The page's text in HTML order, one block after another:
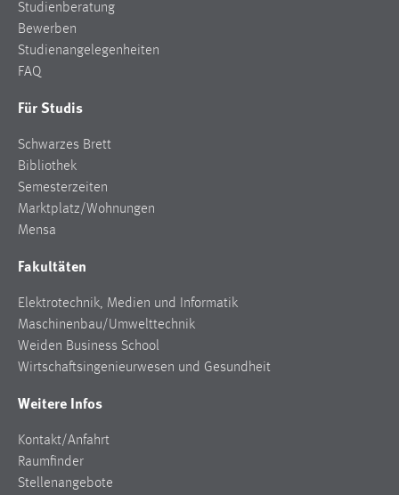
Studienberatung
Bewerben
Studienangelegenheiten
FAQ
Für Studis
Schwarzes Brett
Bibliothek
Semesterzeiten
Marktplatz/Wohnungen
Mensa
Fakultäten
Elektrotechnik, Medien und Informatik
Maschinenbau/Umwelttechnik
Weiden Business School
Wirtschaftsingenieurwesen und Gesundheit
Weitere Infos
Kontakt/Anfahrt
Raumfinder
Stellenangebote